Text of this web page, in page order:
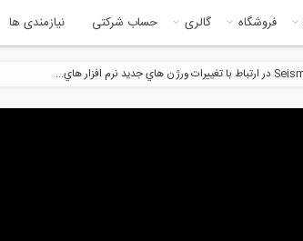
فروشگاه گالری حساب شرکتی نیازمندی ها